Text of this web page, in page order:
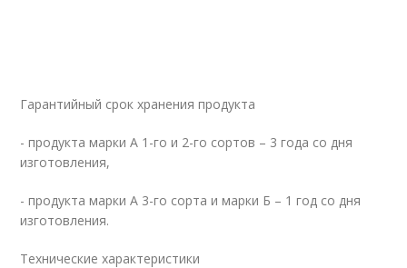
Гарантийный срок хранения продукта
- продукта марки А 1-го и 2-го сортов – 3 года со дня
изготовления,
- продукта марки А 3-го сорта и марки Б – 1 год со дня
изготовления.
Технические характеристики